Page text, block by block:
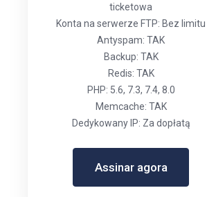
ticketowa
Konta na serwerze FTP: Bez limitu
Antyspam: TAK
Backup: TAK
Redis: TAK
PHP: 5.6, 7.3, 7.4, 8.0
Memcache: TAK
Dedykowany IP: Za dopłatą
Assinar agora